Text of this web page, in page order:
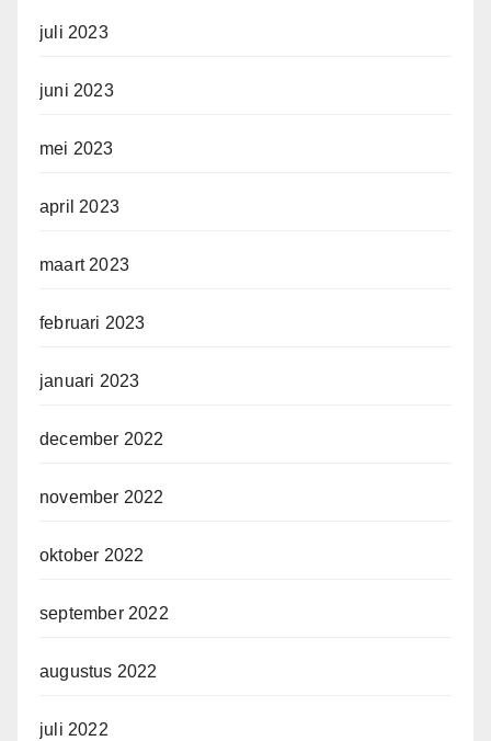
juli 2023
juni 2023
mei 2023
april 2023
maart 2023
februari 2023
januari 2023
december 2022
november 2022
oktober 2022
september 2022
augustus 2022
juli 2022